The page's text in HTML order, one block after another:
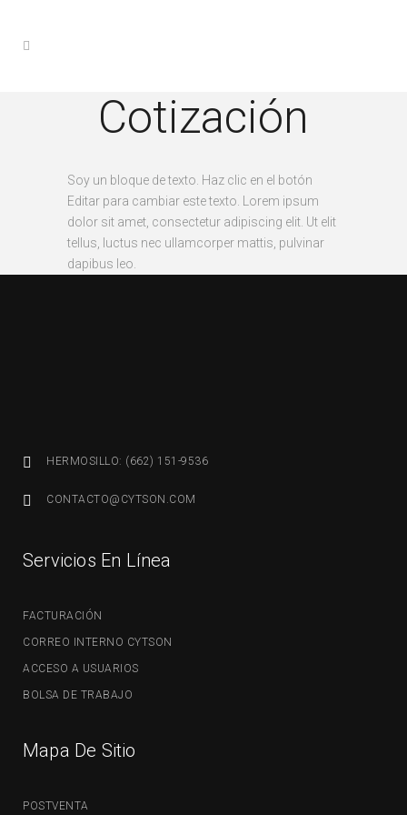
Cotización
Soy un bloque de texto. Haz clic en el botón
Editar para cambiar este texto. Lorem ipsum
dolor sit amet, consectetur adipiscing elit. Ut elit
tellus, luctus nec ullamcorper mattis, pulvinar
dapibus leo.
HERMOSILLO: (662) 151-9536
CONTACTO@CYTSON.COM
Servicios En Línea
FACTURACIÓN
CORREO INTERNO CYTSON
ACCESO A USUARIOS
BOLSA DE TRABAJO
Mapa De Sitio
POSTVENTA